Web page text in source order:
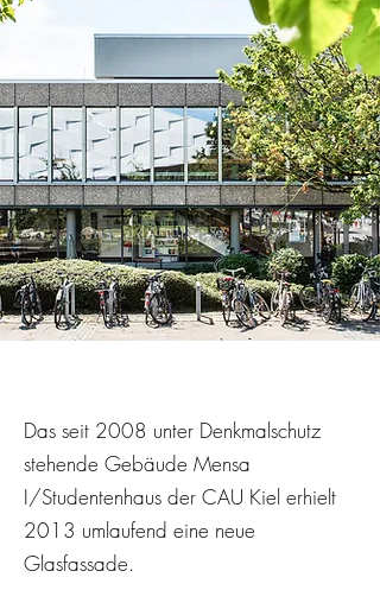
Das seit 2008 unter Denkmalschutz
stehende Gebäude Mensa
I/Studentenhaus der CAU Kiel erhielt
2013 umlaufend eine neue
Glasfassade.